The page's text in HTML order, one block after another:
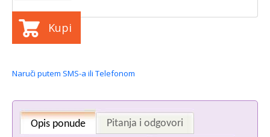
Kupi
Naruči putem SMS-a ili Telefonom
Opis ponude Pitanja i odgovori